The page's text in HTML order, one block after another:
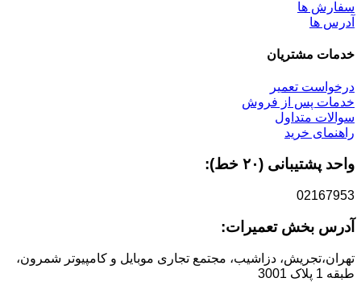
سفارش ها
آدرس ها
خدمات مشتریان
درخواست تعمیر
خدمات پس از فروش
سوالات متداول
راهنمای خرید
واحد پشتیبانی (۲۰ خط):
02167953
آدرس بخش تعمیرات:
تهران،تجریش، دزاشیب، مجتمع تجاری موبایل و کامپیوتر شمرون،
طبقه 1 پلاک 3001